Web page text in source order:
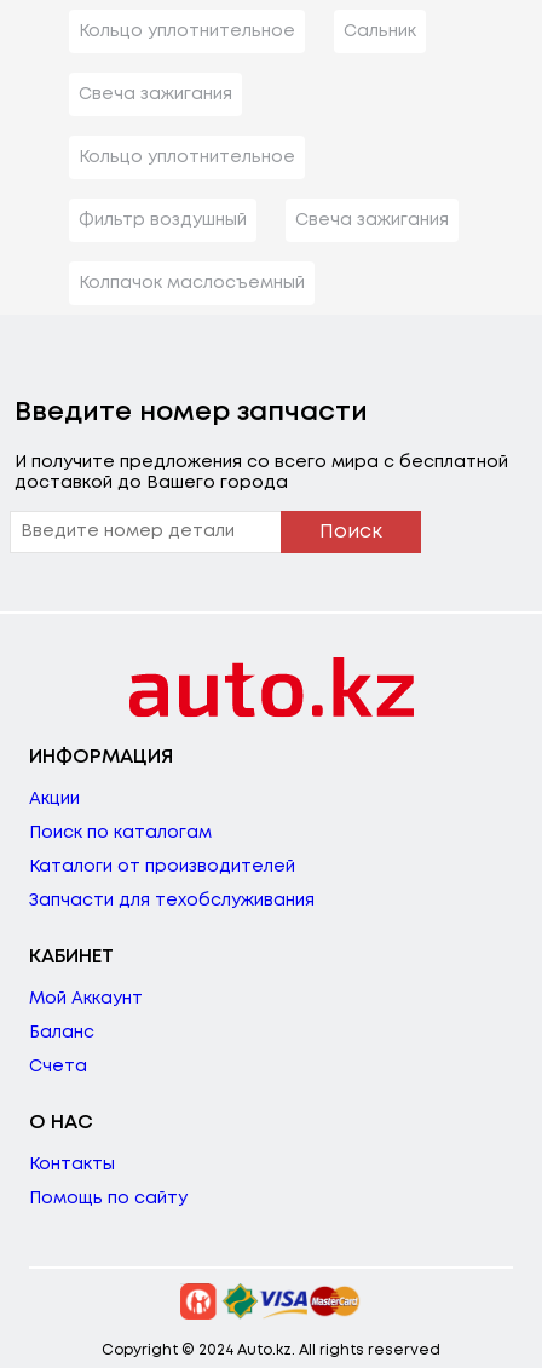
Кольцо уплотнительное Сальник
Свеча зажигания
Кольцо уплотнительное
Фильтр воздушный Свеча зажигания
Колпачок маслосъемный
Введите номер запчасти
И получите предложения со всего мира с бесплатной
доставкой до Вашего города
Поиск
ИНФОРМАЦИЯ
Акции
Поиск по каталогам
Каталоги от производителей
Запчасти для техобслуживания
КАБИНЕТ
Мой Аккаунт
Баланс
Счета
О НАС
Контакты
Помощь по сайту
Copyright © 2024 Auto.kz. All rights reserved